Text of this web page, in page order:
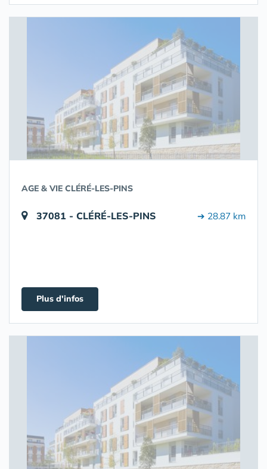
AGE & VIE CLÉRÉ-LES-PINS
37081 - CLÉRÉ-LES-PINS ➔ 28.87 km
Plus d'infos